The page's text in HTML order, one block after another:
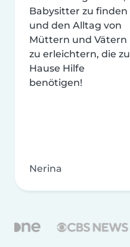
Babysitter zu finden
und den Alltag von
Müttern und Vätern
zu erleichtern, die zu
Hause Hilfe
benötigen!
Nerina